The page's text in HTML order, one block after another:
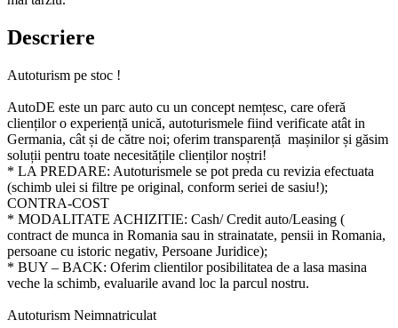
Descriere
Autoturism pe stoc !
AutoDE este un parc auto cu un concept nemțesc, care oferă
clienților o experiență unică, autoturismele fiind verificate atât in
Germania, cât și de către noi; oferim transparență mașinilor și găsim
soluții pentru toate necesitățile clienților noștri!
* LA PREDARE: Autoturismele se pot preda cu revizia efectuata
(schimb ulei si filtre pe original, conform seriei de sasiu!);
CONTRA-COST
* MODALITATE ACHIZITIE: Cash/ Credit auto/Leasing (
contract de munca in Romania sau in strainatate, pensii in Romania,
persoane cu istoric negativ, Persoane Juridice);
* BUY – BACK: Oferim clientilor posibilitatea de a lasa masina
veche la schimb, evaluarile avand loc la parcul nostru.
Autoturism Neimnatriculat